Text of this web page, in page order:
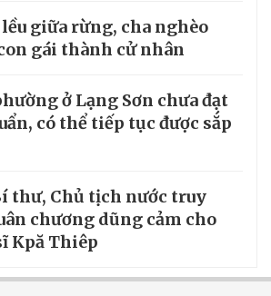
giữa rừng, cha nghèo
gái thành cử nhân
ở Lạng Sơn chưa đạt
có thể tiếp tục được sắp
thư, Chủ tịch nước truy
chương dũng cảm cho
Kpă Thiêp